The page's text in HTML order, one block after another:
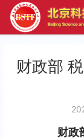
财政部
财政